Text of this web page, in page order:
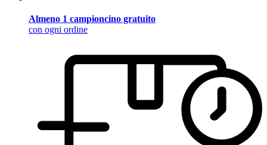
Almeno 1 campioncino gratuito
con ogni ordine